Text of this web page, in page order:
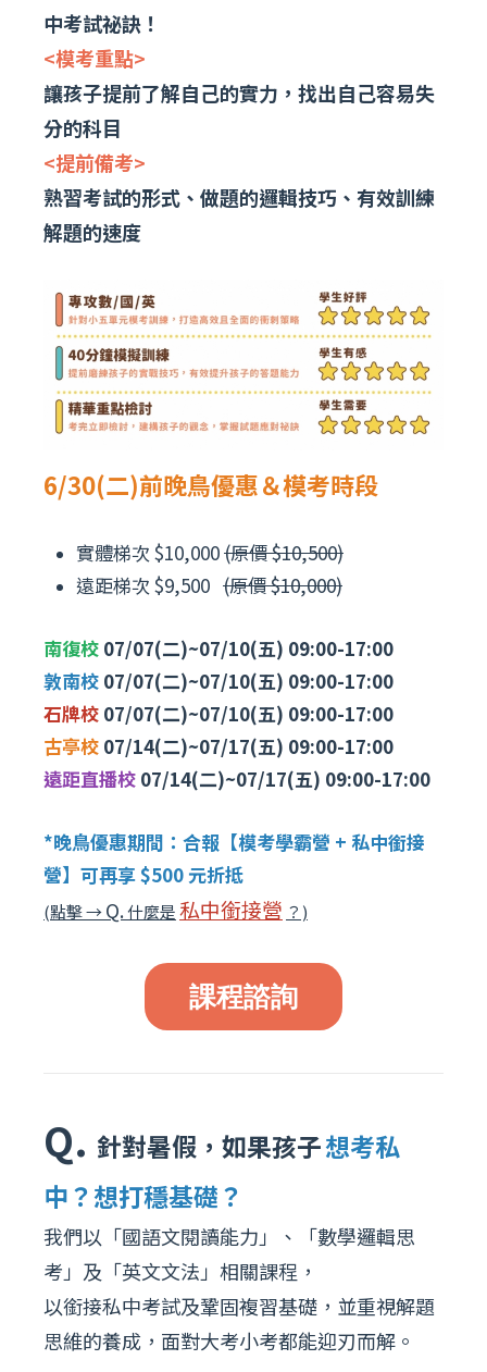
中考試祕訣！
<模考重點>
讓孩子提前了解自己的實力，找出自己容易失
分的科目
<提前備考>
熟習考試的形式、做題的邏輯技巧、有效訓練
解題的速度
6/30(二)前晚鳥優惠＆模考時段
實體梯次 $10,000(原價 $10,500)
遠距梯次 $9,500 (原價 $10,000)
南復校 07/07(二)~07/10(五) 09:00-17:00
敦南校 07/07(二)~07/10(五) 09:00-17:00
石牌校 07/07(二)~07/10(五) 09:00-17:00
古亭校 07/14(二)~07/17(五) 09:00-17:00
遠距直播校 07/14(二)~07/17(五) 09:00-17:00
*晚鳥優惠期間：合報【模考學霸營 + 私中銜接
營】可再享 $500 元折抵
(點擊 →Q.什麼是私中銜接營 ？)
課程諮詢
Q. 針對暑假，如果孩子想考私
中？想打穩基礎？
我們以「國語文閱讀能力」、「數學邏輯思
考」及「英文文法」相關課程，
以銜接私中考試及鞏固複習基礎，並重視解題
思維的養成，面對大考小考都能迎刃而解。